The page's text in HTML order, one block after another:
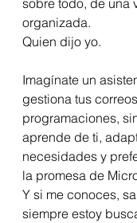
organizada.
Quien dijo yo.
Imagínate un
gestiona tus
programaciones,
aprende de ti,
necesidades y
la promesa de
Y si me conoces,
siempre estoy